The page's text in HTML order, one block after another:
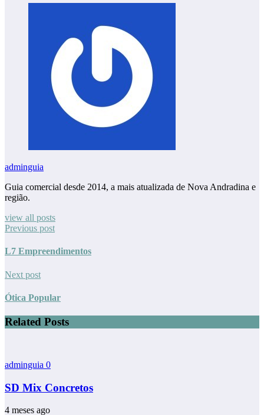
adminguia
Guia comercial desde 2014, a mais atualizada de Nova Andradina e
região.
view all posts
Previous post
L7 Empreendimentos
Next post
Ótica Popular
Related Posts
adminguia 0
SD Mix Concretos
4 meses ago